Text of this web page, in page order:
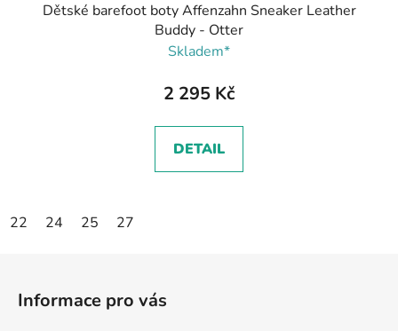
Dětské barefoot boty Affenzahn Sneaker Leather
Buddy - Otter
Skladem*
2 295 Kč
DETAIL
22 24 25 27
Informace pro vás